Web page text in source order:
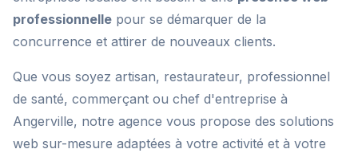
professionnelle pour se démarquer de la
concurrence et attirer de nouveaux clients.
Que vous soyez artisan, restaurateur, professionnel
de santé, commerçant ou chef d'entreprise à
Angerville, notre agence vous propose des solutions
web sur-mesure adaptées à votre activité et à votre